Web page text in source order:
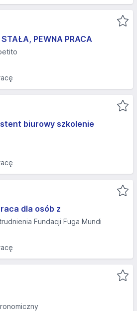
PEWNA PRACA
biurowy szkolenie
dla osób z
Fundacji Fuga Mundi